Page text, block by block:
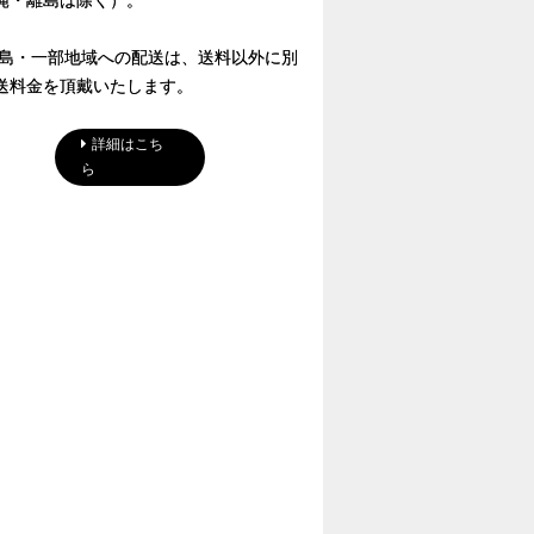
・一部地域への配送は、送料以外に別
料金を頂戴いたします。
詳細はこち
ら